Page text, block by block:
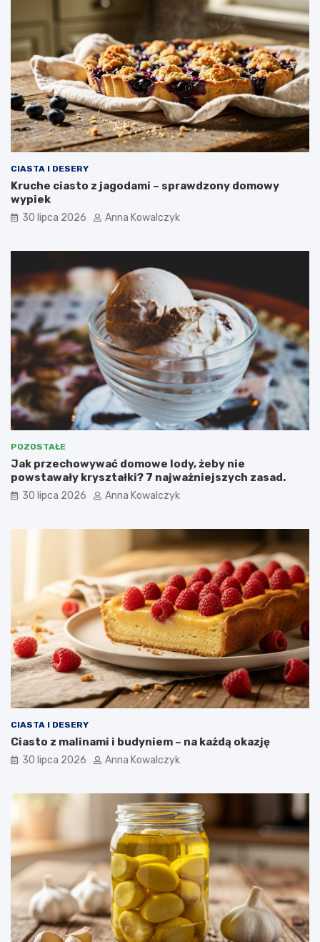
CIASTA I DESERY
Kruche ciasto z jagodami – sprawdzony domowy
wypiek
30 lipca 2026 Anna Kowalczyk
POZOSTAŁE
Jak przechowywać domowe lody, żeby nie
powstawały kryształki? 7 najważniejszych zasad.
30 lipca 2026 Anna Kowalczyk
CIASTA I DESERY
Ciasto z malinami i budyniem – na każdą okazję
30 lipca 2026 Anna Kowalczyk